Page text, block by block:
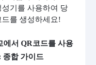
성기를 사용하여 당
드를 생성하세요!
에서 QR코드를 사용
종합 가이드